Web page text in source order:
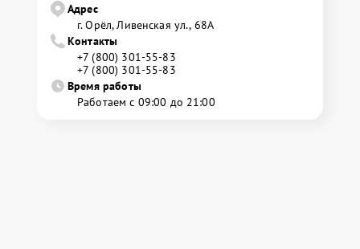
Адрес
г. Орёл, Ливенская ул., 68А
Контакты
+7 (800) 301-55-83
+7 (800) 301-55-83
Время работы
Работаем с 09:00 до 21:00